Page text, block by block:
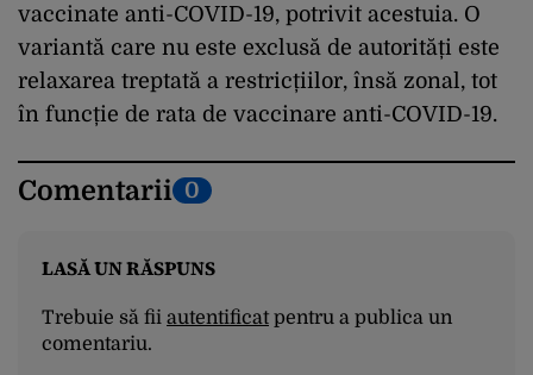
vaccinate anti-COVID-19, potrivit acestuia. O
variantă care nu este exclusă de autorități este
relaxarea treptată a restricțiilor, însă zonal, tot
în funcție de rata de vaccinare anti-COVID-19.
Comentarii 0
LASĂ UN RĂSPUNS
Trebuie să fii autentificatpentru a publica un
comentariu.